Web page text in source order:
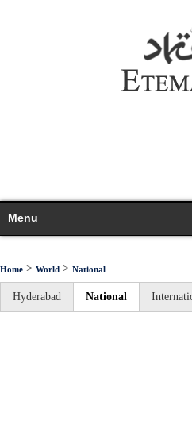
Menu
Home > World > National
Hyderabad National